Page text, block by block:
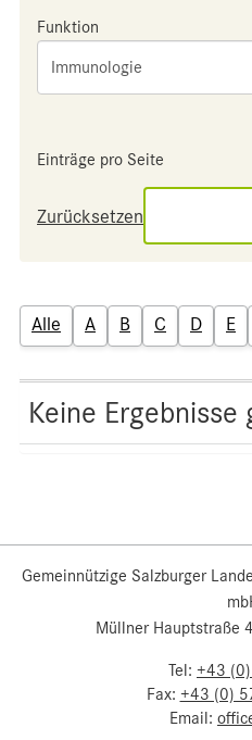
Funktion
Immunologie
Einträge pro Seite
Zurücksetzen
Alle A B C D E
Keine Ergebnisse
Gemeinnützige Salzburger
Müllner Hauptstraße
Tel: +43
Fax: +43 (0)
Email: